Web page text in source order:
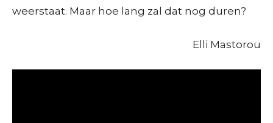
weerstaat. Maar hoe lang zal dat nog duren?
Elli Mastorou